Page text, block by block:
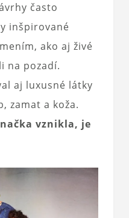
často
inšpirované
ako aj živé
na pozadí.
aj luxusné látky
zamat a koža.
vznikla, je